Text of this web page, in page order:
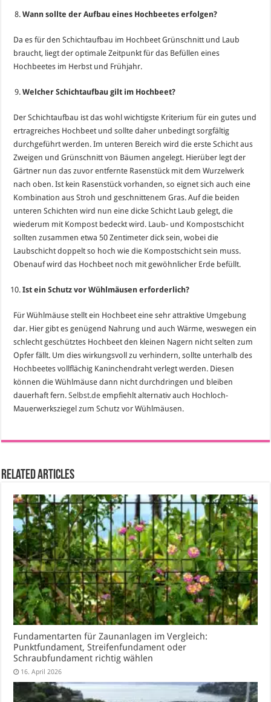
Wann sollte der Aufbau eines Hochbeetes erfolgen?
Da es für den Schichtaufbau im Hochbeet Grünschnitt und Laub
braucht, liegt der optimale Zeitpunkt für das Befüllen eines
Hochbeetes im Herbst und Frühjahr.
Welcher Schichtaufbau gilt im Hochbeet?
Der Schichtaufbau ist das wohl wichtigste Kriterium für ein gutes und
ertragreiches Hochbeet und sollte daher unbedingt sorgfältig
durchgeführt werden. Im unteren Bereich wird die erste Schicht aus
Zweigen und Grünschnitt von Bäumen angelegt. Hierüber legt der
Gärtner nun das zuvor entfernte Rasenstück mit dem Wurzelwerk
nach oben. Ist kein Rasenstück vorhanden, so eignet sich auch eine
Kombination aus Stroh und geschnittenem Gras. Auf die beiden
unteren Schichten wird nun eine dicke Schicht Laub gelegt, die
wiederum mit Kompost bedeckt wird. Laub- und Kompostschicht
sollten zusammen etwa 50 Zentimeter dick sein, wobei die
Laubschicht doppelt so hoch wie die Kompostschicht sein muss.
Obenauf wird das Hochbeet noch mit gewöhnlicher Erde befüllt.
Ist ein Schutz vor Wühlmäusen erforderlich?
Für Wühlmäuse stellt ein Hochbeet eine sehr attraktive Umgebung
dar. Hier gibt es genügend Nahrung und auch Wärme, weswegen ein
schlecht geschütztes Hochbeet den kleinen Nagern nicht selten zum
Opfer fällt. Um dies wirkungsvoll zu verhindern, sollte unterhalb des
Hochbeetes vollflächig Kaninchendraht verlegt werden. Diesen
können die Wühlmäuse dann nicht durchdringen und bleiben
dauerhaft fern.Selbst.de empfiehlt alternativ auch Hochloch-
Mauerwerksziegel zum Schutz vor Wühlmäusen.
Related Articles
Fundamentarten für Zaunanlagen im Vergleich:
Punktfundament, Streifenfundament oder
Schraubfundament richtig wählen
16. April 2026